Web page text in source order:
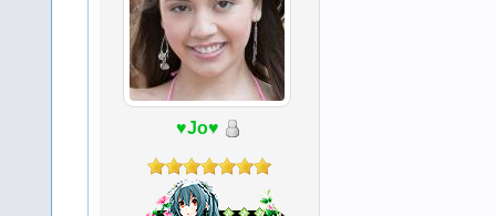
♥Jo♥